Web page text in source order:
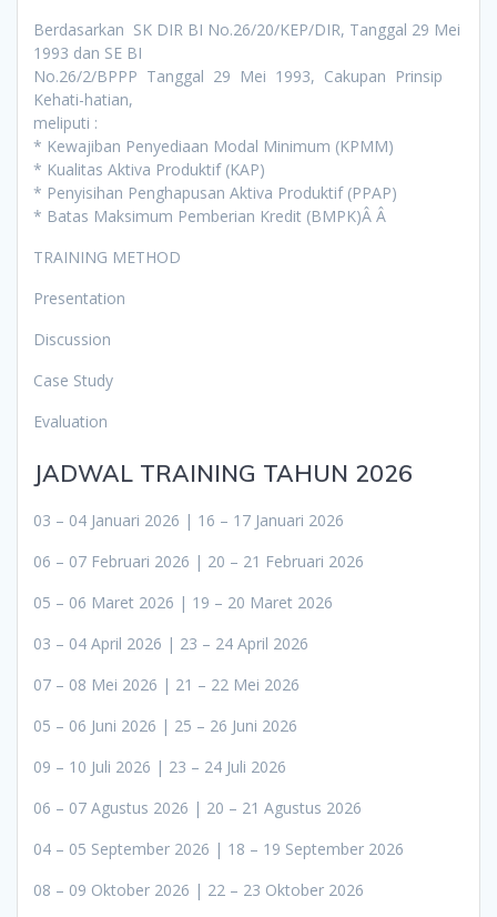
Berdasarkan SK DIR BI No.26/20/KEP/DIR, Tanggal 29 Mei
1993 dan SE BI
No.26/2/BPPP Tanggal 29 Mei 1993, Cakupan Prinsip
Kehati-hatian,
meliputi :
* Kewajiban Penyediaan Modal Minimum (KPMM)
* Kualitas Aktiva Produktif (KAP)
* Penyisihan Penghapusan Aktiva Produktif (PPAP)
* Batas Maksimum Pemberian Kredit (BMPK)Â Â
TRAINING METHOD
Presentation
Discussion
Case Study
Evaluation
JADWAL TRAINING TAHUN 2026
03 – 04 Januari 2026 | 16 – 17 Januari 2026
06 – 07 Februari 2026 | 20 – 21 Februari 2026
05 – 06 Maret 2026 | 19 – 20 Maret 2026
03 – 04 April 2026 | 23 – 24 April 2026
07 – 08 Mei 2026 | 21 – 22 Mei 2026
05 – 06 Juni 2026 | 25 – 26 Juni 2026
09 – 10 Juli 2026 | 23 – 24 Juli 2026
06 – 07 Agustus 2026 | 20 – 21 Agustus 2026
04 – 05 September 2026 | 18 – 19 September 2026
08 – 09 Oktober 2026 | 22 – 23 Oktober 2026